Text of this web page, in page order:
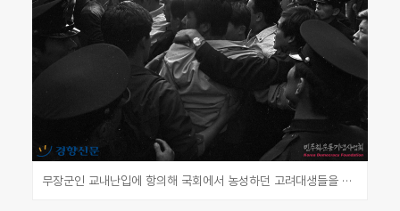
무장군인 교내난입에 항의해 국회에서 농성하던 고려대생들을 경찰이 연행하고 있다.(경향신문, 민주화운동기념사업회)